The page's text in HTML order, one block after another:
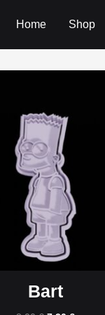
Home Shop
Bart